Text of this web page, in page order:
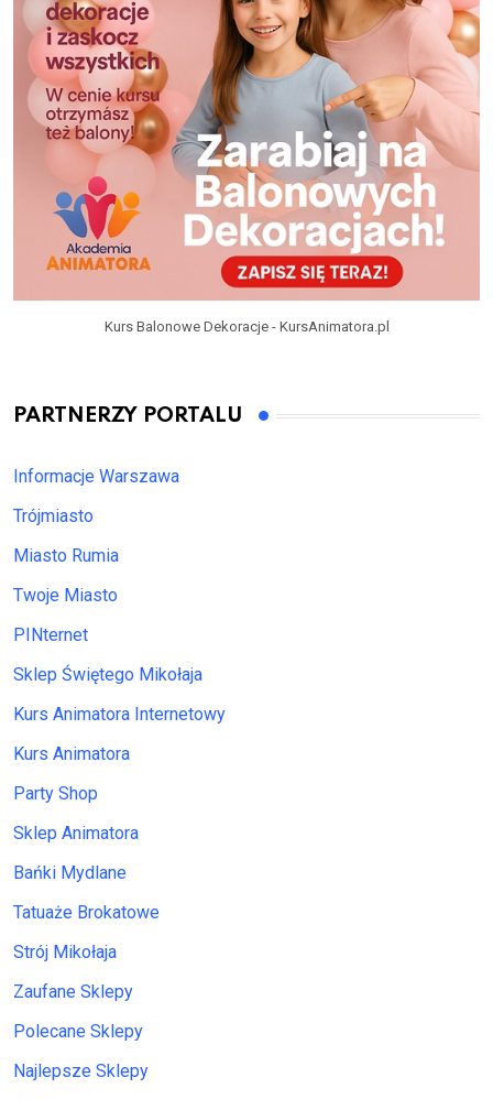
Kurs Balonowe Dekoracje - KursAnimatora.pl
PARTNERZY PORTALU
Informacje Warszawa
Trójmiasto
Miasto Rumia
Twoje Miasto
PINternet
Sklep Świętego Mikołaja
Kurs Animatora Internetowy
Kurs Animatora
Party Shop
Sklep Animatora
Bańki Mydlane
Tatuaże Brokatowe
Strój Mikołaja
Zaufane Sklepy
Polecane Sklepy
Najlepsze Sklepy